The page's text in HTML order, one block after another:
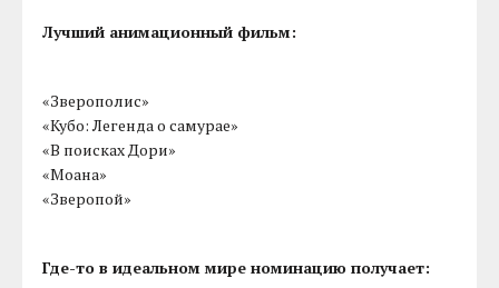
Лучший анимационный фильм:
«Зверополис»
«Кубо: Легенда о самурае»
«В поисках Дори»
«Моана»
«Зверопой»
Где-то в идеальном мире номинацию получает: